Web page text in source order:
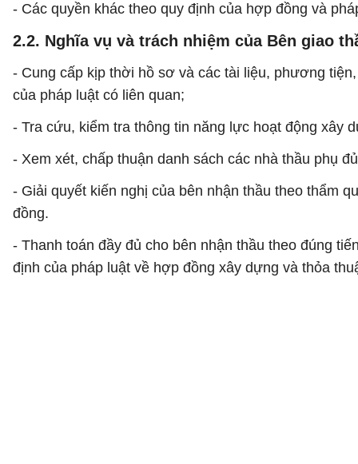
- Các quyền khác theo quy định của hợp đồng và
2.2. Nghĩa vụ và trách nhiệm của Bên giao
- Cung cấp kịp thời hồ sơ và các tài liệu, phương
của pháp luật có liên quan;
- Tra cứu, kiểm tra thông tin năng lực hoạt động xây
- Xem xét, chấp thuận danh sách các nhà thầu phụ
- Giải quyết kiến nghị của bên nhận thầu theo thẩm
đồng.
- Thanh toán đầy đủ cho bên nhận thầu theo đúng
định của pháp luật về hợp đồng xây dựng và thỏa